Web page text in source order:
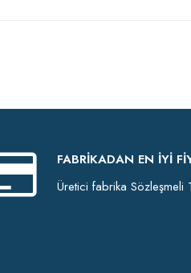
FABRIKADAN EN İYI
Üretici fabrika Sözleşmeli